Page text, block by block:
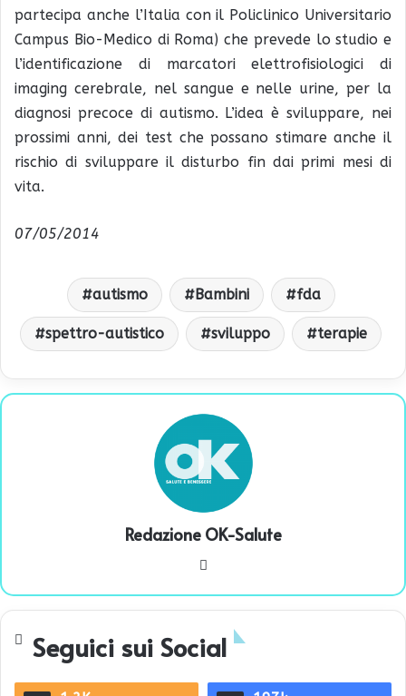
partecipa anche l’Italia con il Policlinico Universitario
Campus Bio-Medico di Roma) che prevede lo studio e
l’identificazione di marcatori elettrofisiologici di
imaging cerebrale, nel sangue e nelle urine, per la
diagnosi precoce di autismo. L’idea è sviluppare, nei
prossimi anni, dei test che possano stimare anche il
rischio di sviluppare il disturbo fin dai primi mesi di
vita.
07/05/2014
autismo Bambini fda
spettro-autistico sviluppo terapie
Redazione OK-Salute
te
Seguici sui Social